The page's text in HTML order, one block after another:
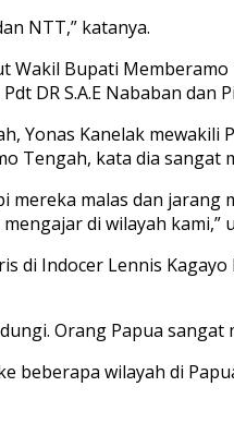
NTT,” katanya.
Bupati
DR S.A.E Nababan
Yonas Kanelak
Tengah, kata dia
malas dan
di wilayah kami,”
di Indocer Lennis
Orang Papua
beberapa wilayah di